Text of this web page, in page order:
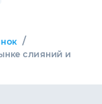
/
слияний и